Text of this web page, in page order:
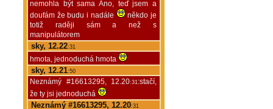
nemohla být sama Ano, teď jsem a
doufám že budu i nadále
někdo je
totiž raději sám a než s
manipulátorem
sky, 12.22:31
hmota, jednoduchá hmota
sky, 12.21:50
Neznámý #16613295, 12.20:31:stačí,
že ty jsi jednoduchá
Neznámý #16613295, 12.20:31